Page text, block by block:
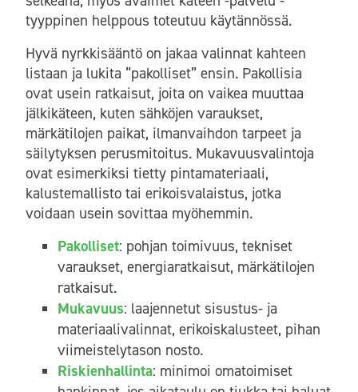
tyyppinen helppous toteutuu käytännössä.
Hyvä nyrkkisääntö on jakaa valinnat kahteen
listaan ja lukita “pakolliset” ensin. Pakollisia
ovat usein ratkaisut, joita on vaikea muuttaa
jälkikäteen, kuten sähköjen varaukset,
märkätilojen paikat, ilmanvaihdon tarpeet ja
säilytyksen perusmitoitus. Mukavuusvalintoja
ovat esimerkiksi tietty pintamateriaali,
kalustemallisto tai erikoisvalaistus, jotka
voidaan usein sovittaa myöhemmin.
Pakolliset: pohjan toimivuus, tekniset
varaukset, energiaratkaisut, märkätilojen
ratkaisut.
Mukavuus: laajennetut sisustus- ja
materiaalivalinnat, erikoiskalusteet, pihan
viimeistelytason nosto.
Riskienhallinta: minimoi omatoimiset